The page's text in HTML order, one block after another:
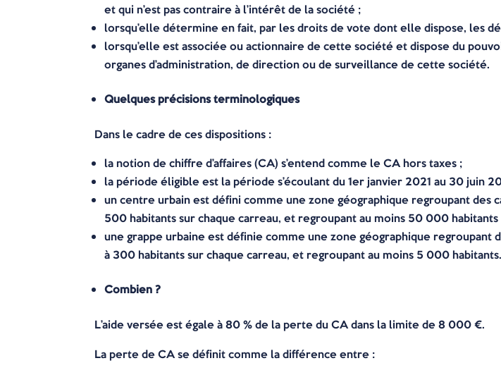
et qui n’est pas contraire à l’intérêt de la société ;
lorsqu’elle détermine en fait, par les droits de vote dont elle dispose, les
lorsqu’elle est associée ou actionnaire de cette société et dispose du
organes d’administration, de direction ou de surveillance de cette société.
Quelques précisions terminologiques
Dans le cadre de ces dispositions :
la notion de chiffre d’affaires (CA) s’entend comme le CA hors taxes ;
la période éligible est la période s’écoulant du 1er janvier 2021 au 30 juin
un centre urbain est défini comme une zone géographique regroupant des
500 habitants sur chaque carreau, et regroupant au moins 50 000 habitants
une grappe urbaine est définie comme une zone géographique
à 300 habitants sur chaque carreau, et regroupant au moins 5 000 habitants.
Combien ?
L’aide versée est égale à 80 % de la perte du CA dans la limite de 8 000 €.
La perte de CA se définit comme la différence entre :